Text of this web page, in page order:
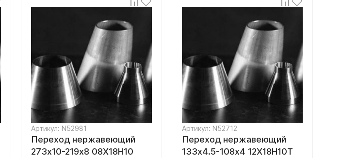
Артикул: N52981
Переход нержавеющий
273х10-219х8 08Х18Н10
Артикул: N52712
Переход нержавеющий
133х4.5-108х4 12Х18Н10Т